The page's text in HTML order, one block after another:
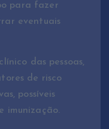
para fazer
eventuais
das pessoas,
de risco
possíveis
imunização.